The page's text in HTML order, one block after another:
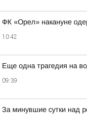
ФК «Орел» накануне
10:42
Еще одна трагедия на
09:39
За минувшие сутки над